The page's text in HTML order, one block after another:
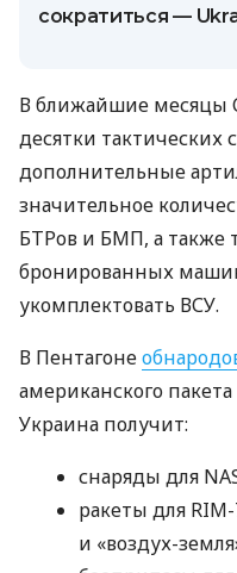
сократиться —
В ближайшие месяцы
десятки тактических
дополнительные
значительное
БТРов и БМП, а также
бронированных
укомплектовать ВСУ.
В Пентагоне
американского
Украина получит:
снаряды для
ракеты для
и «воздух-